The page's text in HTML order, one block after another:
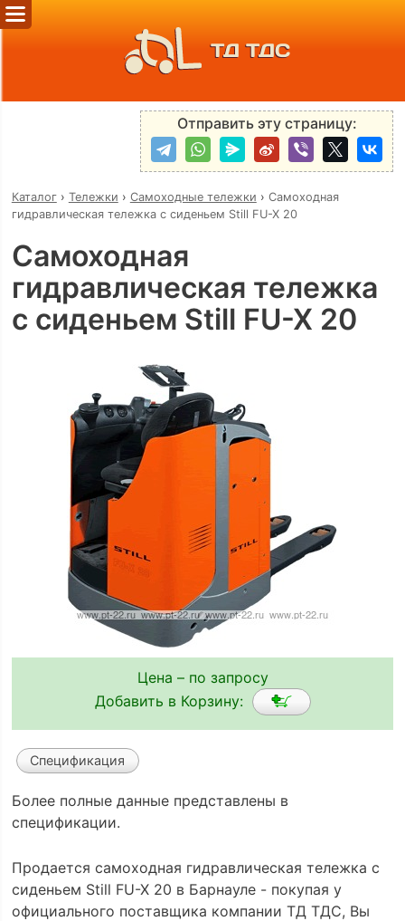
ТД ТДС
Отправить эту страницу:
Каталог› Тележки › Самоходные тележки › Самоходная
гидравлическая тележка с сиденьем Still FU-X 20
Самоходная
гидравлическая тележка
с сиденьем Still FU-X 20
Цена – по запросу
Добавить в Корзину:
Спецификация
Более полные данные представлены в
спецификации.
Продается самоходная гидравлическая тележка с
сиденьем Still FU-X 20 в Барнауле - покупая у
официального поставщика компании ТД ТДС, Вы